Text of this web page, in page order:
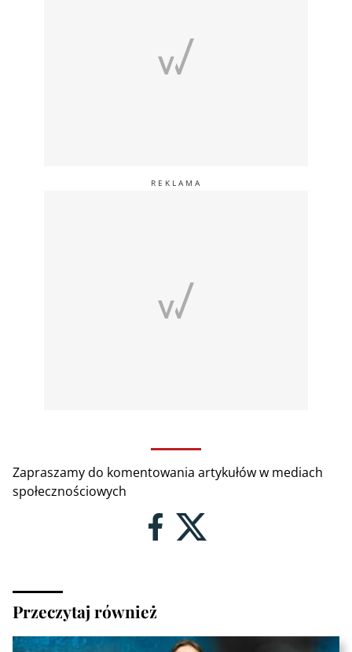
Zapraszamy do komentowania artykułów w mediach
społecznościowych
Przeczytaj również